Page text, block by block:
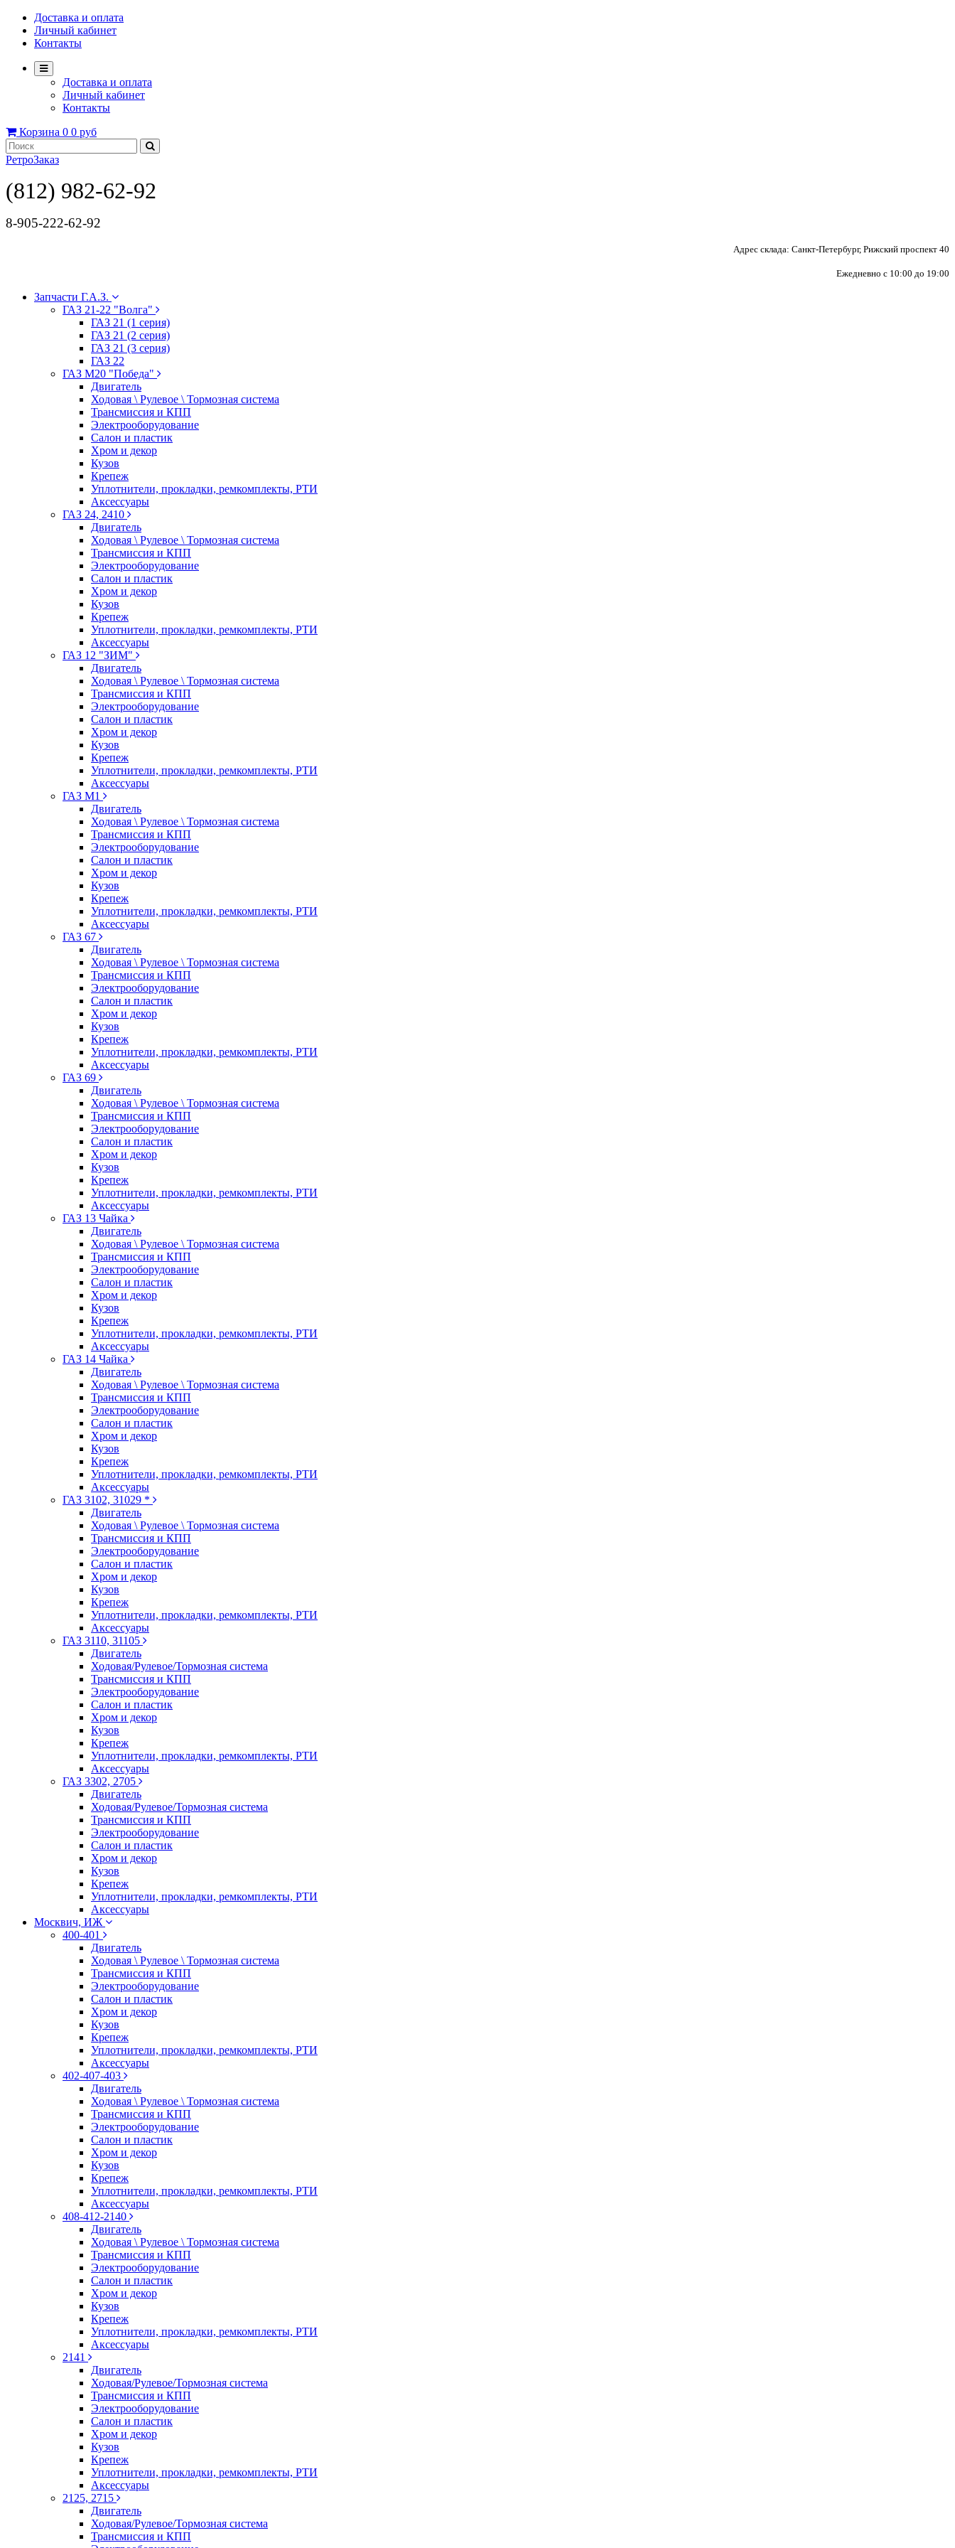
Доставка и оплата
Личный кабинет
Контакты
Доставка и оплата
Личный кабинет
Контакты
Корзина 0 0 руб
РетроЗаказ
(812) 982-62-92
8-905-222-62-92
Адрес склада: Санкт-Петербург, Рижский проспект 40
Ежедневно с 10:00 до 19:00
Запчасти Г.А.З.
ГАЗ 21-22 "Волга"
ГАЗ 21 (1 серия)
ГАЗ 21 (2 серия)
ГАЗ 21 (3 серия)
ГАЗ 22
ГАЗ М20 "Победа"
Двигатель
Ходовая \ Рулевое \ Тормозная система
Трансмиссия и КПП
Электрооборудование
Салон и пластик
Хром и декор
Кузов
Крепеж
Уплотнители, прокладки, ремкомплекты, РТИ
Аксессуары
ГАЗ 24, 2410
Двигатель
Ходовая \ Рулевое \ Тормозная система
Трансмиссия и КПП
Электрооборудование
Салон и пластик
Хром и декор
Кузов
Крепеж
Уплотнители, прокладки, ремкомплекты, РТИ
Аксессуары
ГАЗ 12 "ЗИМ"
Двигатель
Ходовая \ Рулевое \ Тормозная система
Трансмиссия и КПП
Электрооборудование
Салон и пластик
Хром и декор
Кузов
Крепеж
Уплотнители, прокладки, ремкомплекты, РТИ
Аксессуары
ГАЗ М1
Двигатель
Ходовая \ Рулевое \ Тормозная система
Трансмиссия и КПП
Электрооборудование
Салон и пластик
Хром и декор
Кузов
Крепеж
Уплотнители, прокладки, ремкомплекты, РТИ
Аксессуары
ГАЗ 67
Двигатель
Ходовая \ Рулевое \ Тормозная система
Трансмиссия и КПП
Электрооборудование
Салон и пластик
Хром и декор
Кузов
Крепеж
Уплотнители, прокладки, ремкомплекты, РТИ
Аксессуары
ГАЗ 69
Двигатель
Ходовая \ Рулевое \ Тормозная система
Трансмиссия и КПП
Электрооборудование
Салон и пластик
Хром и декор
Кузов
Крепеж
Уплотнители, прокладки, ремкомплекты, РТИ
Аксессуары
ГАЗ 13 Чайка
Двигатель
Ходовая \ Рулевое \ Тормозная система
Трансмиссия и КПП
Электрооборудование
Салон и пластик
Хром и декор
Кузов
Крепеж
Уплотнители, прокладки, ремкомплекты, РТИ
Аксессуары
ГАЗ 14 Чайка
Двигатель
Ходовая \ Рулевое \ Тормозная система
Трансмиссия и КПП
Электрооборудование
Салон и пластик
Хром и декор
Кузов
Крепеж
Уплотнители, прокладки, ремкомплекты, РТИ
Аксессуары
ГАЗ 3102, 31029 *
Двигатель
Ходовая \ Рулевое \ Тормозная система
Трансмиссия и КПП
Электрооборудование
Салон и пластик
Хром и декор
Кузов
Крепеж
Уплотнители, прокладки, ремкомплекты, РТИ
Аксессуары
ГАЗ 3110, 31105
Двигатель
Ходовая/Рулевое/Тормозная система
Трансмиссия и КПП
Электрооборудование
Салон и пластик
Хром и декор
Кузов
Крепеж
Уплотнители, прокладки, ремкомплекты, РТИ
Аксессуары
ГАЗ 3302, 2705
Двигатель
Ходовая/Рулевое/Тормозная система
Трансмиссия и КПП
Электрооборудование
Салон и пластик
Хром и декор
Кузов
Крепеж
Уплотнители, прокладки, ремкомплекты, РТИ
Аксессуары
Москвич, ИЖ
400-401
Двигатель
Ходовая \ Рулевое \ Тормозная система
Трансмиссия и КПП
Электрооборудование
Салон и пластик
Хром и декор
Кузов
Крепеж
Уплотнители, прокладки, ремкомплекты, РТИ
Аксессуары
402-407-403
Двигатель
Ходовая \ Рулевое \ Тормозная система
Трансмиссия и КПП
Электрооборудование
Салон и пластик
Хром и декор
Кузов
Крепеж
Уплотнители, прокладки, ремкомплекты, РТИ
Аксессуары
408-412-2140
Двигатель
Ходовая \ Рулевое \ Тормозная система
Трансмиссия и КПП
Электрооборудование
Салон и пластик
Хром и декор
Кузов
Крепеж
Уплотнители, прокладки, ремкомплекты, РТИ
Аксессуары
2141
Двигатель
Ходовая/Рулевое/Тормозная система
Трансмиссия и КПП
Электрооборудование
Салон и пластик
Хром и декор
Кузов
Крепеж
Уплотнители, прокладки, ремкомплекты, РТИ
Аксессуары
2125, 2715
Двигатель
Ходовая/Рулевое/Тормозная система
Трансмиссия и КПП